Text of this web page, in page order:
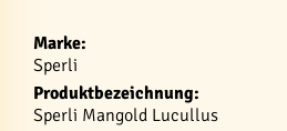
Marke:
Sperli
Produktbezeichnung:
Sperli Mangold Lucullus